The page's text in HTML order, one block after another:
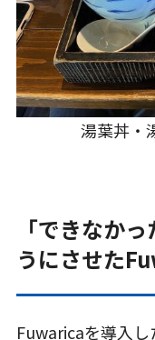
湯葉丼・
「できなか
うにさせた
Fuwaricaを導入